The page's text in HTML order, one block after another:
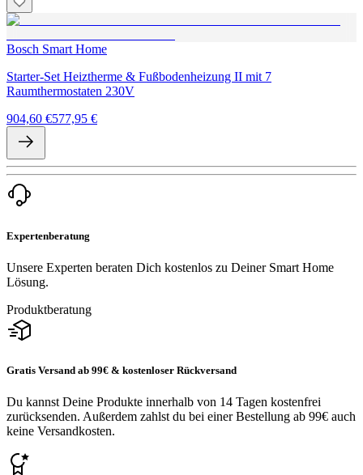
Bosch Smart Home
Starter-Set Heiztherme & Fußbodenheizung II mit 7
Raumthermostaten 230V
904,60 €577,95 €
Expertenberatung
Unsere Experten beraten Dich kostenlos zu Deiner Smart Home
Lösung.
Produktberatung
Gratis Versand ab 99€ & kostenloser Rückversand
Du kannst Deine Produkte innerhalb von 14 Tagen kostenfrei
zurücksenden. Außerdem zahlst du bei einer Bestellung ab 99€ auch
keine Versandkosten.